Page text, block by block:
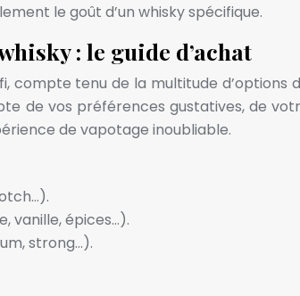
le goût d’un whisky spécifique.
: le guide d’achat
compte tenu de la multitude
de vos préférences gustatives, de
de vapotage inoubliable.
vanille, épices…).
strong…).